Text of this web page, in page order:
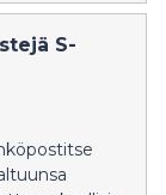
että
S-